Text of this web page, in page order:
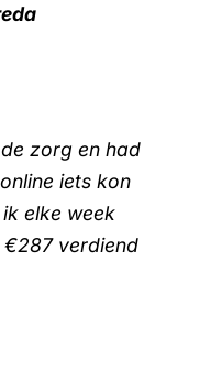
zorg en had
iets kon
elke week
verdiend